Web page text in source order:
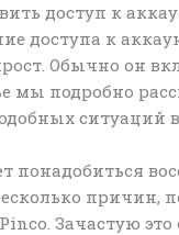
доступ к
доступа к
Обычно он
мы подробно
ситуаций
понадобиться
причин,
Зачастую это